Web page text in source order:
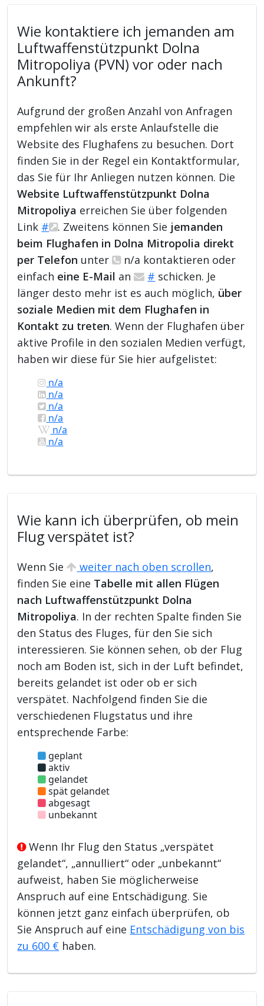
Wie kontaktiere ich jemanden am
Luftwaffenstützpunkt Dolna
Mitropoliya (PVN) vor oder nach
Ankunft?
Aufgrund der großen Anzahl von Anfragen
empfehlen wir als erste Anlaufstelle die
Website des Flughafens zu besuchen. Dort
finden Sie in der Regel ein Kontaktformular,
das Sie für Ihr Anliegen nutzen können. Die
Website Luftwaffenstützpunkt Dolna
Mitropoliya erreichen Sie über folgenden
Link # . Zweitens können Sie jemanden
beim Flughafen in Dolna Mitropolia direkt
per Telefon unter
n/a kontaktieren oder
einfach eine E-Mail an # schicken. Je
länger desto mehr ist es auch möglich, über
soziale Medien mit dem Flughafen in
Kontakt zu treten. Wenn der Flughafen über
aktive Profile in den sozialen Medien verfügt,
haben wir diese für Sie hier aufgelistet:
n/a
n/a
n/a
n/a
n/a
n/a
Wie kann ich überprüfen, ob mein
Flug verspätet ist?
Wenn Sie weiter nach oben scrollen,
finden Sie eine Tabelle mit allen Flügen
nach Luftwaffenstützpunkt Dolna
Mitropoliya. In der rechten Spalte finden Sie
den Status des Fluges, für den Sie sich
interessieren. Sie können sehen, ob der Flug
noch am Boden ist, sich in der Luft befindet,
bereits gelandet ist oder ob er sich
verspätet. Nachfolgend finden Sie die
verschiedenen Flugstatus und ihre
entsprechende Farbe:
geplant
aktiv
gelandet
spät gelandet
abgesagt
unbekannt
Wenn Ihr Flug den Status „verspätet
gelandet“, „annulliert“ oder „unbekannt“
aufweist, haben Sie möglicherweise
Anspruch auf eine Entschädigung. Sie
können jetzt ganz einfach überprüfen, ob
Sie Anspruch auf eine Entschädigung von bis
zu 600 € haben.